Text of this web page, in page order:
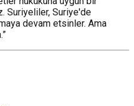
Suriyeliler, Suriye'de
devam etsinler. Ama